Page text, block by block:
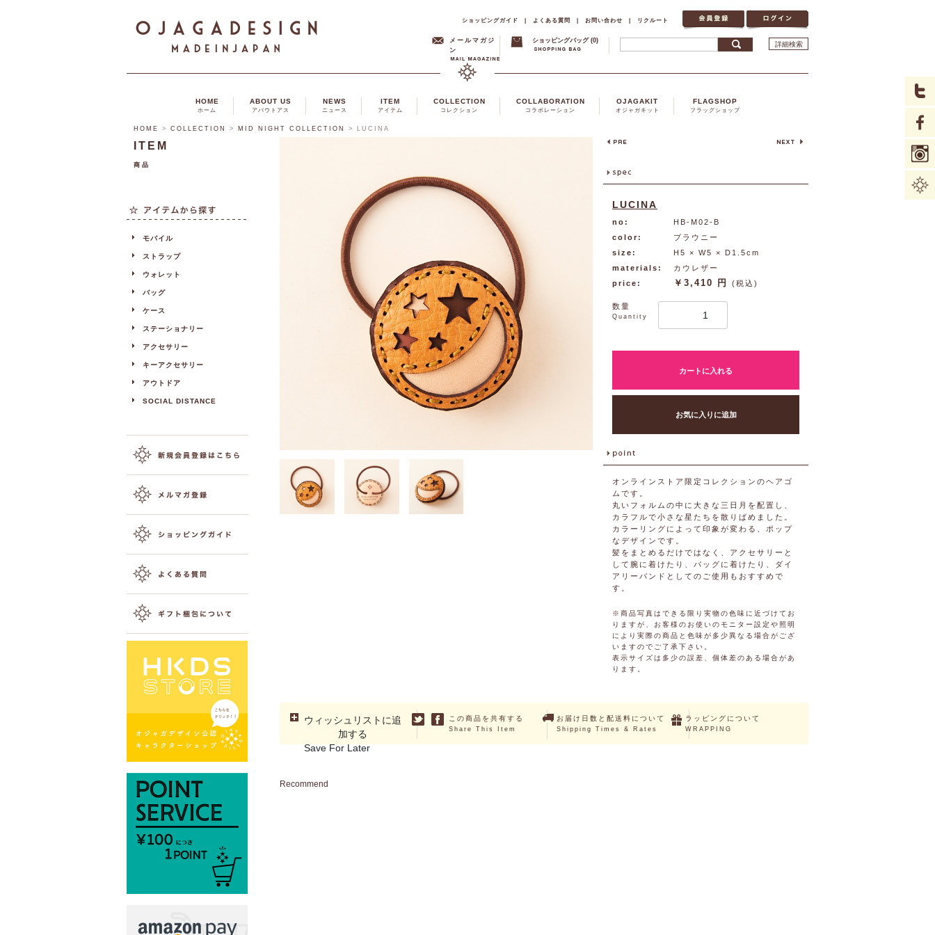
ショッピングガイド | よくある質問 | お問い合わせ | リクルート
メールマガジ
ン
ショッピングバッグ (0) 詳細検索
HOME
ホーム
ABOUT US
アバウトアス
NEWS
ニュース
ITEM
アイテム
COLLECTION
コレクション
COLLABORATION
コラボレーション
OJAGAKIT
オジャガキット
FLAGSHOP
フラッグショップ
HOME > COLLECTION > MID NIGHT COLLECTION > LUCINA
LUCINA
no:
HB-M02-B
color:
ブラウニー
size:
H5 × W5 × D1.5cm
materials:
カウレザー
price:
￥3,410 円 (税込)
数量
Quantity
カートに入れる
お気に入りに追加
オンラインストア限定コレクションのヘアゴ
ムです。
丸いフォルムの中に大きな三日月を配置し、
カラフルで小さな星たちを散りばめました。
カラーリングによって印象が変わる、ポップ
なデザインです。
髪をまとめるだけではなく、アクセサリーと
して腕に着けたり、バッグに着けたり、ダイ
アリーバンドとしてのご使用もおすすめで
す。
※商品写真はできる限り実物の色味に近づけてお
りますが、お客様のお使いのモニター設定や照明
により実際の商品と色味が多少異なる場合がござ
いますのでご了承下さい。
表示サイズは多少の誤差、個体差のある場合があ
ります。
ウィッシュリストに追
加する
Save For Later
この商品を共有する
Share This Item
お届け日数と配送料について
Shipping Times & Rates
ラッピングについて
WRAPPING
Recommend
ITEM
商品
モバイル
ストラップ
ウォレット
バッグ
ケース
ステーショナリー
アクセサリー
キーアクセサリー
アウトドア
SOCIAL DISTANCE